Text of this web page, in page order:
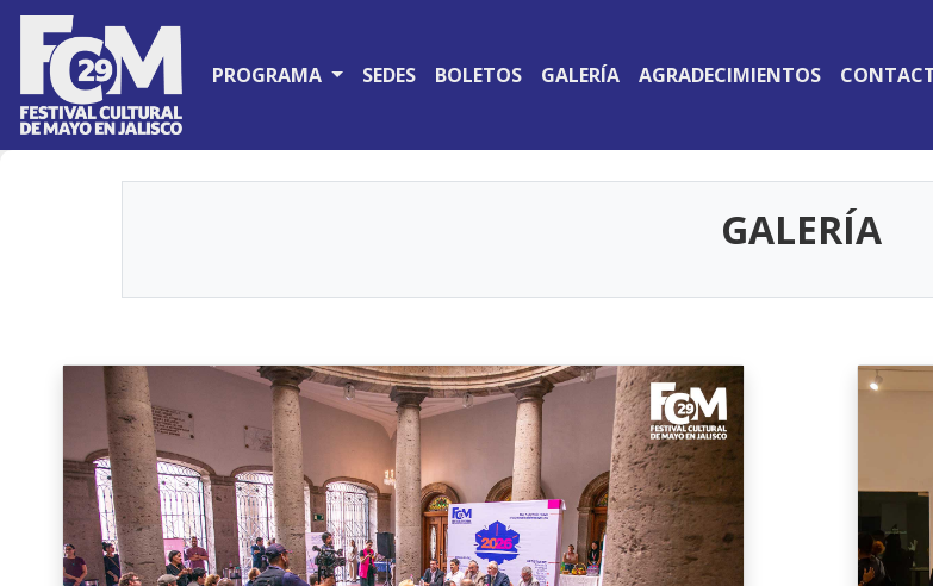
PROGRAMA SEDES BOLETOS GALERÍA AGRADECIMIENTOS
GALERÍA